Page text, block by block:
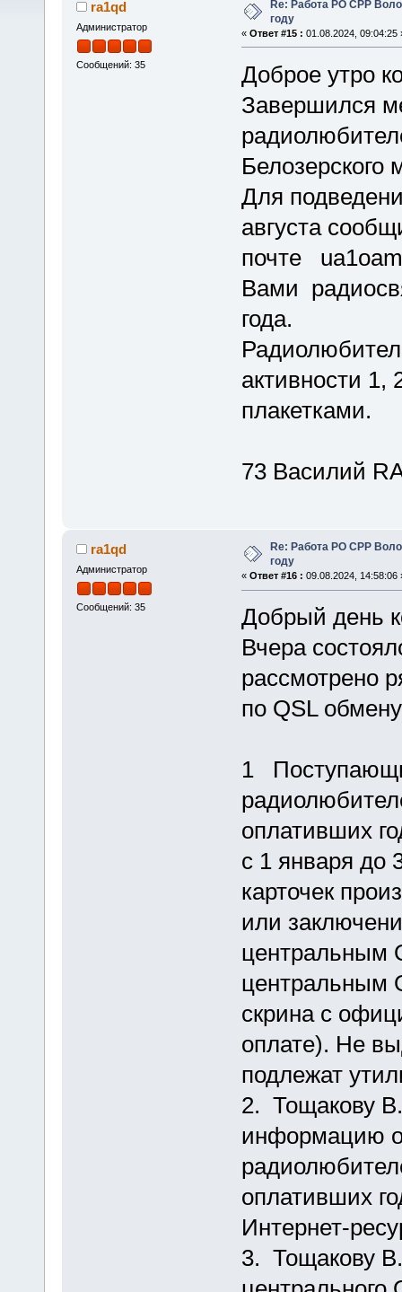
ra1qd
Администратор
Сообщений: 35
Re: Работа РО СРР
году
« Ответ #15 : 01.08.2024, 09:04:25
Доброе утро
Завершился
Белозерского
Для
августа
почте
Вами
года.
активности 1,
плакетками.
73 Василий
ra1qd
Администратор
Сообщений: 35
Re: Работа РО СРР
году
« Ответ #16 : 09.08.2024, 14:58:06
Добрый день
Вчера
рассмотрено
по QSL обмену
1
оплативших
с 1 января до
карточек
или
центральным
центральным
скрина с
оплате). Не
подлежат
2. Тощакову
информацию о
оплативших
Интернет-
3. Тощакову